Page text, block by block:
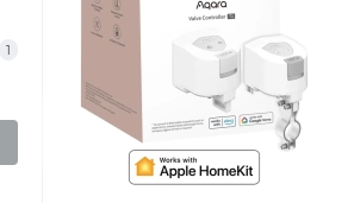
1
решение, способствующее
ИНФОРМАЦИОННЫЕ
MicroGIS
Основний сайт нашої компанії
Форум для спілкування